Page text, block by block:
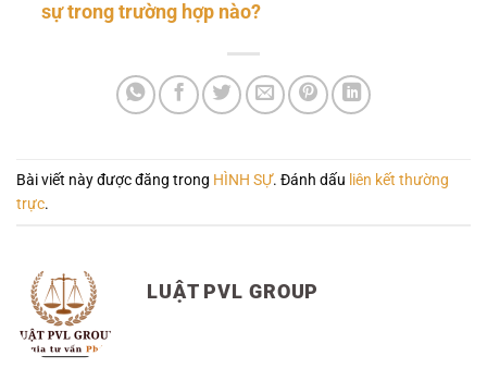
sự trong trường hợp nào?
Bài viết này được đăng trong HÌNH SỰ. Đánh dấu liên kết thường
trực.
LUẬT PVL GROUP